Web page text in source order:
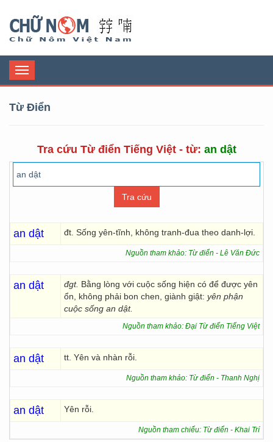
Toggle
navigation
Từ Điển
Tra cứu Từ điển Tiếng Việt - từ: an dật
an dật đt. Sống yên-tĩnh, không tranh-đua theo danh-lợi.
Nguồn tham khảo: Từ điển - Lê Văn Đức
an dật đgt. Bằng lòng với cuộc sống hiện có để được yên
ổn, không phải bon chen, giành giật: yên phận
cuộc sống an dật.
Nguồn tham khảo: Đại Từ điển Tiếng Việt
an dật tt. Yên và nhàn rỗi.
Nguồn tham khảo: Từ điển - Thanh Nghị
an dật Yên rỗi.
Nguồn tham chiếu: Từ điển - Khai Trí